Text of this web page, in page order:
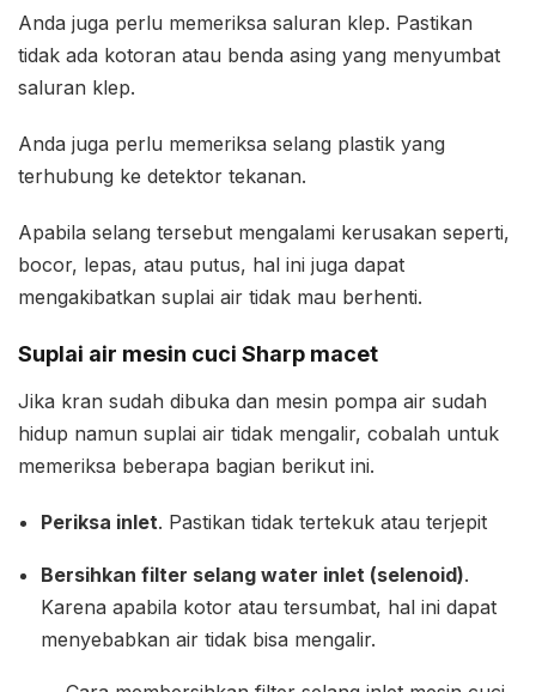
Anda juga perlu memeriksa saluran klep. Pastikan
tidak ada kotoran atau benda asing yang menyumbat
saluran klep.
Anda juga perlu memeriksa selang plastik yang
terhubung ke detektor tekanan.
Apabila selang tersebut mengalami kerusakan seperti,
bocor, lepas, atau putus, hal ini juga dapat
mengakibatkan suplai air tidak mau berhenti.
Suplai air mesin cuci Sharp macet
Jika kran sudah dibuka dan mesin pompa air sudah
hidup namun suplai air tidak mengalir, cobalah untuk
memeriksa beberapa bagian berikut ini.
Periksa inlet. Pastikan tidak tertekuk atau terjepit
Bersihkan filter selang water inlet (selenoid).
Karena apabila kotor atau tersumbat, hal ini dapat
menyebabkan air tidak bisa mengalir.